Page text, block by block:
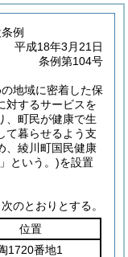
例
平成18年3月21日
条例第104号
地域に密着した保
対するサービスを
、町民が健康で生
て暮らせるよう支
、綾川町国民健康
という。)を設置
のとおりとする。
位置
1720番地1